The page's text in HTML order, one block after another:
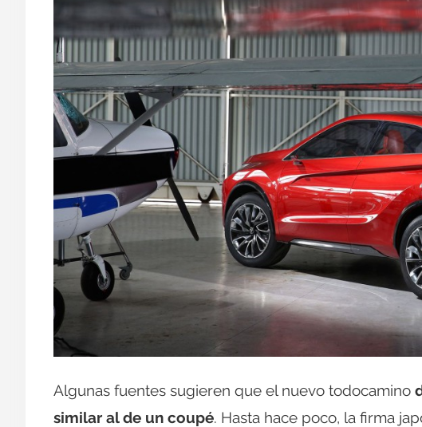
Algunas fuentes sugieren que el nuevo todocamino
similar al de un coupé. Hasta hace poco, la firma